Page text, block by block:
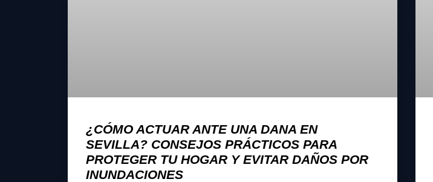
¿CÓMO ACTUAR ANTE UNA DANA EN
SEVILLA? CONSEJOS PRÁCTICOS PARA
PROTEGER TU HOGAR Y EVITAR DAÑOS POR
INUNDACIONES